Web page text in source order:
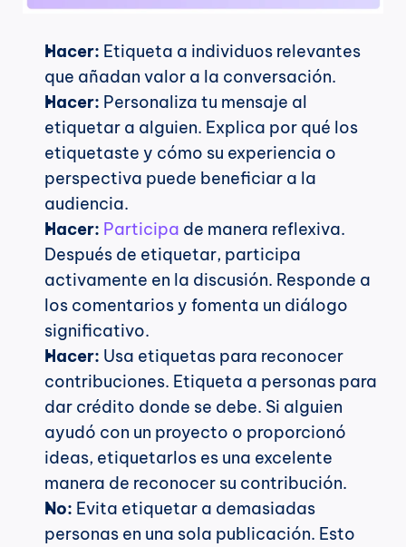
Hacer: Etiqueta a individuos relevantes
que añadan valor a la conversación.
Hacer: Personaliza tu mensaje al
etiquetar a alguien. Explica por qué los
etiquetaste y cómo su experiencia o
perspectiva puede beneficiar a la
audiencia.
Hacer: Participa de manera reflexiva.
Después de etiquetar, participa
activamente en la discusión. Responde a
los comentarios y fomenta un diálogo
significativo.
Hacer: Usa etiquetas para reconocer
contribuciones. Etiqueta a personas para
dar crédito donde se debe. Si alguien
ayudó con un proyecto o proporcionó
ideas, etiquetarlos es una excelente
manera de reconocer su contribución.
No: Evita etiquetar a demasiadas
personas en una sola publicación. Esto